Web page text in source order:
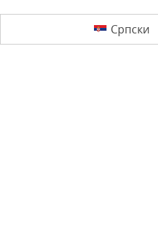
Српски